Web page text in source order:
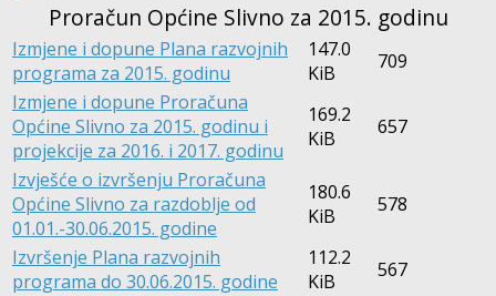
Proračun Općine Slivno za 2015. godinu
Izmjene i dopune Plana razvojnih
programa za 2015. godinu
147.0
KiB
709
Izmjene i dopune Proračuna
Općine Slivno za 2015. godinu i
projekcije za 2016. i 2017. godinu
169.2
KiB
657
Izvješće o izvršenju Proračuna
Općine Slivno za razdoblje od
01.01.-30.06.2015. godine
180.6
KiB
578
Izvršenje Plana razvojnih
programa do 30.06.2015. godine
112.2
KiB
567